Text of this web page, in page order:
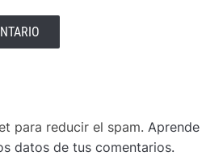
para reducir el spam. Aprende
datos de tus comentarios.